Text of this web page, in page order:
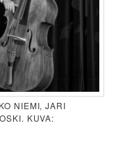
NIEMI, JARI
KUVA: